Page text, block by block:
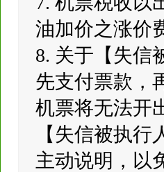
油加价之涨价
8. 关于【失信
先支付票款，
机票将无法开
【失信被执
主动说明，以